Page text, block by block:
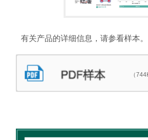
有关产品的详细信息，请参看样本。
（